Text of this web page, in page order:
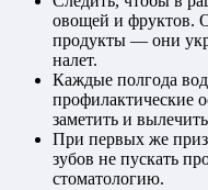
овощей и фруктов.
продукты — они
налет.
Каждые полгода
профилактические
заметить и
При первых же
зубов не пускать
стоматологию.